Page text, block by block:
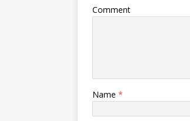
Comment
Name *